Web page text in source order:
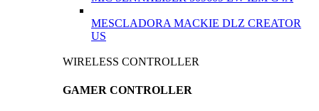
MESCLADORA MACKIE DLZ CREATOR
US
WIRELESS CONTROLLER
GAMER CONTROLLER